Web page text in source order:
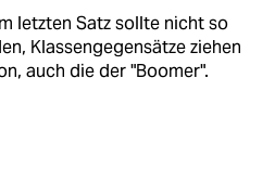
letzten Satz sollte nicht so
Klassengegensätze ziehen
auch die der "Boomer".